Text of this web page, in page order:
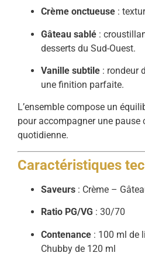
Crème onctueuse :
Gâteau sablé :
desserts du Sud-Ouest.
Vanille subtile : rondeur
une finition parfaite.
L’ensemble compose un
pour accompagner une pause
quotidienne.
Caractéristiques
Saveurs : Crème –
Ratio PG/VG : 30/70
Contenance : 100 ml de
Chubby de 120 ml